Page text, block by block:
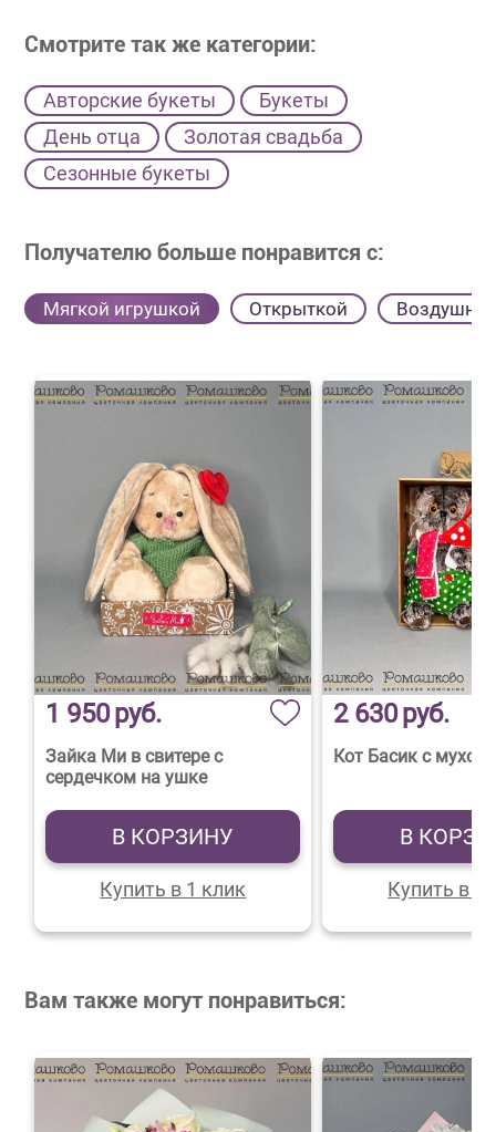
Смотрите так же категории:
Авторские букеты
Букеты
День отца
Золотая свадьба
Сезонные букеты
Получателю больше понравится с:
Мягкой игрушкой Открыткой
1 950руб.
Зайка Ми в свитере с
сердечком на ушке
В КОРЗИНУ
Купить в 1 клик
2 630руб.
Кот Басик с
В
Купить в 1
Вам также могут понравиться: